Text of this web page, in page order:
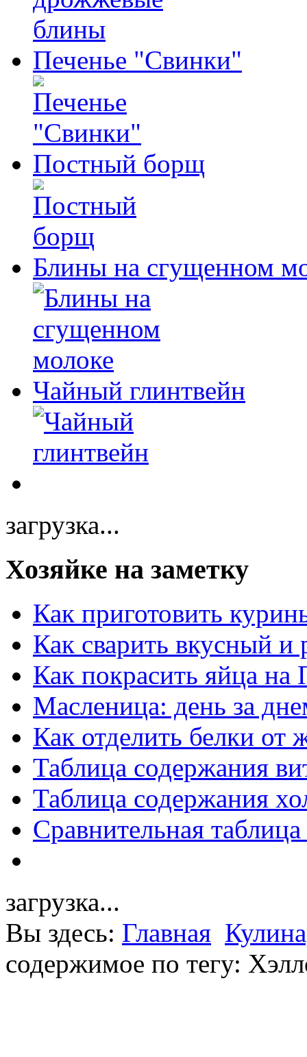
Печенье "Свинки"
Постный борщ
Блины на сгущенном
Чайный глинтвейн
загрузка...
Хозяйке на заметку
Как приготовить
Как сварить вкусный и
Как покрасить яйца на
Масленица: день за
Как отделить белки от
Таблица содержания
Таблица содержания
Сравнительная
загрузка...
Вы здесь: Главная
содержимое по тегу: